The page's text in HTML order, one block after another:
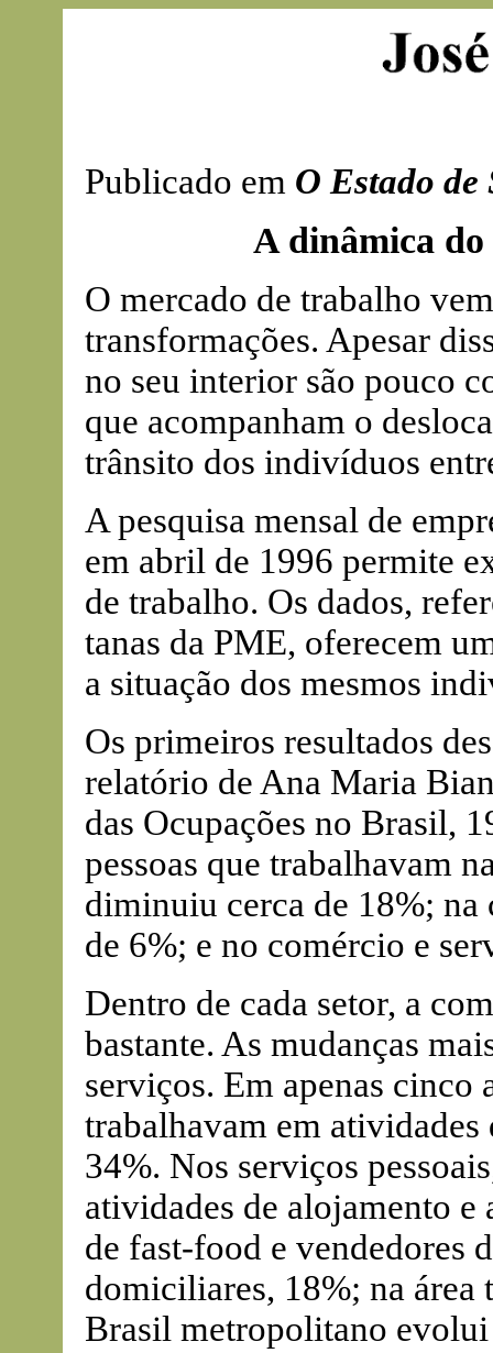
Publicado em O Estado de
A dinâmica
O mercado de trabalho
transformações. Apesar
no seu interior são pouco
que acompanham o
trânsito dos indivíduos
A pesquisa mensal de
em abril de 1996 permite
de trabalho. Os dados,
tanas da PME, oferecem
a situação dos mesmos
Os primeiros resultados
relatório de Ana Maria
das Ocupações no Brasil,
pessoas que trabalhavam
diminuiu cerca de 18%;
de 6%; e no comércio e
Dentro de cada setor, a
bastante. As mudanças
serviços. Em apenas cinco
trabalhavam em
34%. Nos serviços
atividades de alojamento
de fast-food e vendedores
domiciliares, 18%; na
Brasil metropolitano evolui